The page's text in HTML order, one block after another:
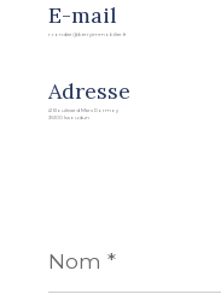
E-mail
r.rondier@berryimmobilier.fr
Adresse
41 Boulevard Marx Dormoy
36100 Issoudun
*